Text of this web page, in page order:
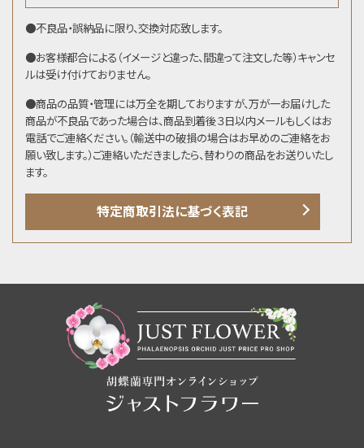
●不良品・誤納品に限り、交換対応致します。
●お客様都合による（イメージと違った、間違って注文した等）キャンセ
ルは受け付けておりません。
●商品の品質・管理には万全を期しておりますが、万が一お届けした
商品が不良品であった場合は、商品到着後３日以内メールもしくはお
電話でご連絡ください。（輸送中の破損の場合はお早めのご連絡をお
願い致します。）ご連絡いただきましたら、替わりの商品をお送りいたし
ます。
特定商取引法に基づく表記